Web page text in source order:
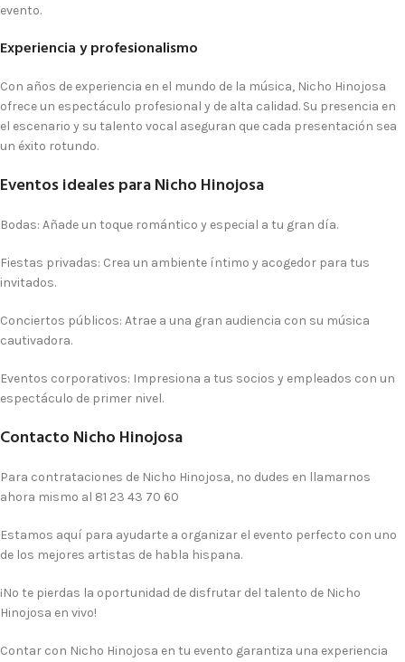
evento.
Experiencia y profesionalismo
Con años de experiencia en el mundo de la música, Nicho Hinojosa
ofrece un espectáculo profesional y de alta calidad. Su presencia en
el escenario y su talento vocal aseguran que cada presentación sea
un éxito rotundo.
Eventos ideales para Nicho Hinojosa
Bodas: Añade un toque romántico y especial a tu gran día.
Fiestas privadas: Crea un ambiente íntimo y acogedor para tus
invitados.
Conciertos públicos: Atrae a una gran audiencia con su música
cautivadora.
Eventos corporativos: Impresiona a tus socios y empleados con un
espectáculo de primer nivel.
Contacto Nicho Hinojosa
Para contrataciones de Nicho Hinojosa, no dudes en llamarnos
ahora mismo al 81 23 43 70 60
Estamos aquí para ayudarte a organizar el evento perfecto con uno
de los mejores artistas de habla hispana.
¡No te pierdas la oportunidad de disfrutar del talento de Nicho
Hinojosa en vivo!
Contar con Nicho Hinojosa en tu evento garantiza una experiencia